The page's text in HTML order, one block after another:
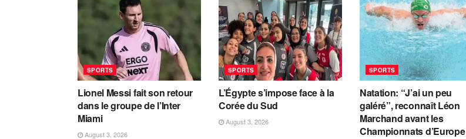
SPORTS
Lionel Messi fait son retour
dans le groupe de l’Inter
Miami
August 3, 2026
SPORTS
L’Égypte s’impose face à la
Corée du Sud
August 3, 2026
SPORTS
Natation: “J’ai un peu
galéré”, reconnaît Léon
Marchand avant les
Championnats d’Europe